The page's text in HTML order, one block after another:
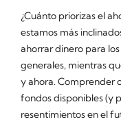
¿Cuánto priorizas el
estamos más
ahorrar dinero para
generales, mientras
y ahora. Comprender
fondos disponibles (y
resentimientos en el